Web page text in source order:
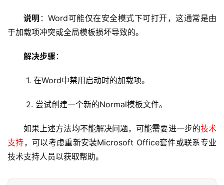
安
运
维
说明 ：Word可能仅在安全模式下可打开，这通常是由
于加载项冲突或全局模板损坏导致的。
解决步骤 ：
1. 在Word中禁用启动时的加载项。
2. 尝试创建一个新的Normal模板文件。
如果上述方法均不能解决问题，可能需要进一步的技术
支持，可以考虑重新安装Microsoft Office套件或联系专业
技术支持人员以获取帮助。